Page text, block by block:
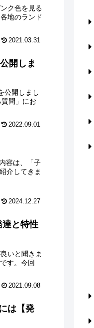
ク色を見る
地のランド
2021.03.31
開しま
公開しまし
問」にお
2022.09.01
容は、「子
介してきま
2024.12.27
達と特性
いと聞きま
す。今回
2021.09.08
は【発